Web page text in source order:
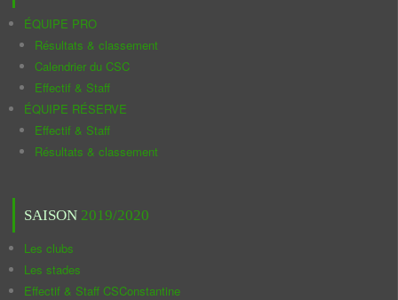
ÉQUIPE PRO
Résultats & classement
Calendrier du CSC
Effectif & Staff
ÉQUIPE RÉSERVE
Effectif & Staff
Résultats & classement
SAISON 2019/2020
Les clubs
Les stades
Effectif & Staff CSConstantine